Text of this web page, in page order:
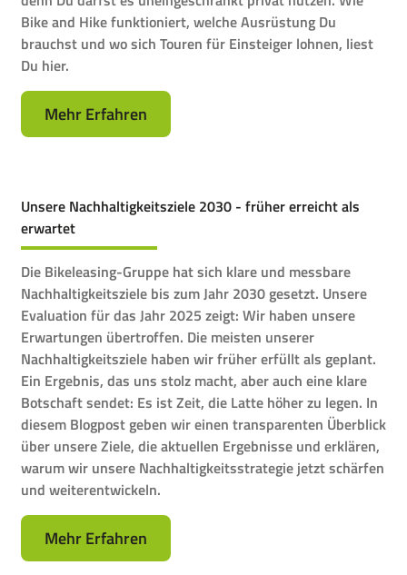
Bike and Hike funktioniert, welche Ausrüstung Du
brauchst und wo sich Touren für Einsteiger lohnen, liest
Du hier.
Mehr Erfahren
Unsere Nachhaltigkeitsziele 2030 - früher erreicht als
erwartet
Die Bikeleasing-Gruppe hat sich klare und messbare
Nachhaltigkeitsziele bis zum Jahr 2030 gesetzt. Unsere
Evaluation für das Jahr 2025 zeigt: Wir haben unsere
Erwartungen übertroffen. Die meisten unserer
Nachhaltigkeitsziele haben wir früher erfüllt als geplant.
Ein Ergebnis, das uns stolz macht, aber auch eine klare
Botschaft sendet: Es ist Zeit, die Latte höher zu legen. In
diesem Blogpost geben wir einen transparenten Überblick
über unsere Ziele, die aktuellen Ergebnisse und erklären,
warum wir unsere Nachhaltigkeitsstrategie jetzt schärfen
und weiterentwickeln.
Mehr Erfahren